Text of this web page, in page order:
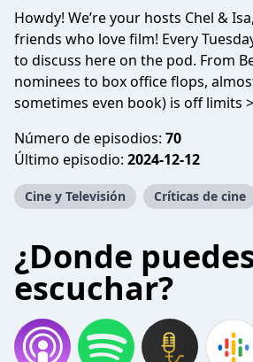
Howdy! We’re your hosts Chel &
friends who love film! Every
to discuss here on the pod. From
nominees to box office flops,
sometimes even book) is off limits
Número de episodios: 70
Último episodio: 2024-12-12
Cine y Televisión Críticas de cine
¿Donde
escuchar?